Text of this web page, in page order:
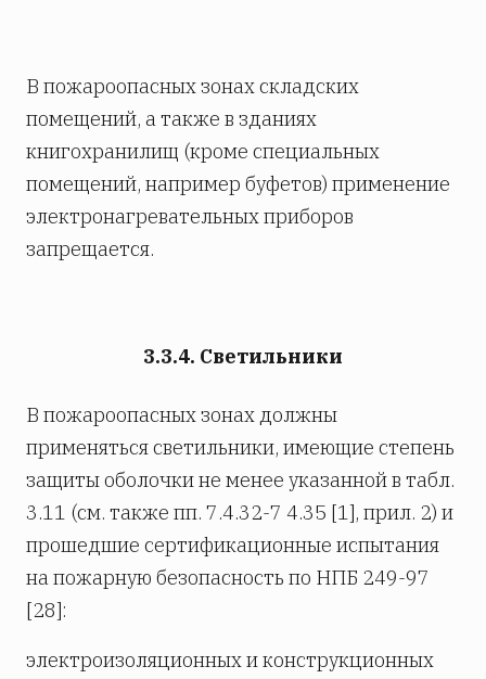
В пожароопасных зонах складских
помещений, а также в зданиях
книгохранилищ (кроме специальных
помещений, например буфетов) применение
электронагревательных приборов
запрещается.
3.3.4. Светильники
В пожароопасных зонах должны
применяться светильники, имеющие степень
защиты оболочки не менее указанной в табл.
3.11 (см. также пп. 7.4.32-7 4.35 [1], прил. 2) и
прошедшие сертификационные испытания
на пожарную безопасность по НПБ 249-97
[28]:
электроизоляционных и конструкционных